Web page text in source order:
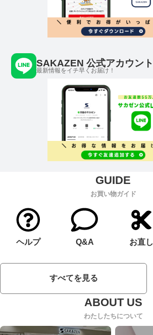
SAKAZEN 公式アカウント
最新情報をイチ早くお届け！
お買い物ガイド
ヘルプ Q&A お直し
すべてを見る
わたしたちについて